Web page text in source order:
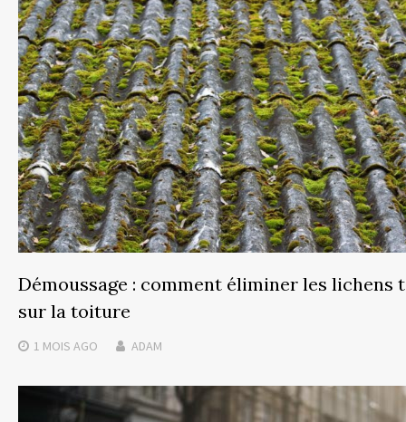
Démoussage : comment éliminer les lichens
sur la toiture
1 MOIS AGO ADAM